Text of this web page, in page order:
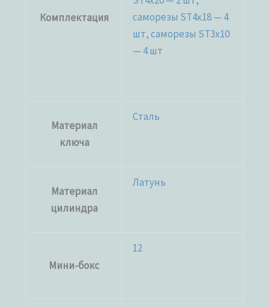
Комплектация
саморезы ST4x18 — 4
шт, саморезы ST3x10
— 4 шт
Материал
ключа
Сталь
Материал
цилиндра
Латунь
Мини-бокс
12